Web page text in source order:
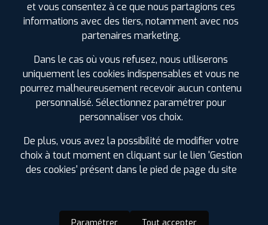
et vous consentez à ce que nous partagions ces
informations avec des tiers, notamment avec nos
partenaires marketing.
Dans le cas où vous refusez, nous utiliserons
uniquement les cookies indispensables et vous ne
pourrez malheureusement recevoir aucun contenu
personnalisé. Sélectionnez paramétrer pour
personnaliser vos choix.
De plus, vous avez la possibilité de modifier votre
choix à tout moment en cliquant sur le lien 'Gestion
des cookies' présent dans le pied de page du site